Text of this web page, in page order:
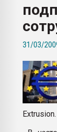
Всё, что
бутылок
ПЕРЕЙТИ
31/03/
Extrusion.